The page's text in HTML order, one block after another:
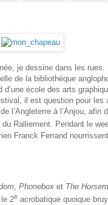
je dessine dans les
de la bibliothèque
école des arts
il est question pour les
l’Angleterre à l’Anjou, afin
Ralliement. Pendant le
Franck Ferrand
Phonebox et The
2e acrobatique quoique